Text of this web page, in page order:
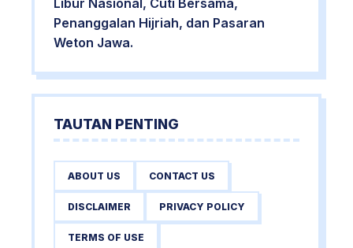
Libur Nasional, Cuti Bersama,
Penanggalan Hijriah, dan Pasaran
Weton Jawa.
TAUTAN PENTING
ABOUT US CONTACT US
DISCLAIMER PRIVACY POLICY
TERMS OF USE